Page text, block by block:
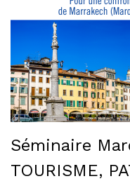
Séminaire
TOURISME,